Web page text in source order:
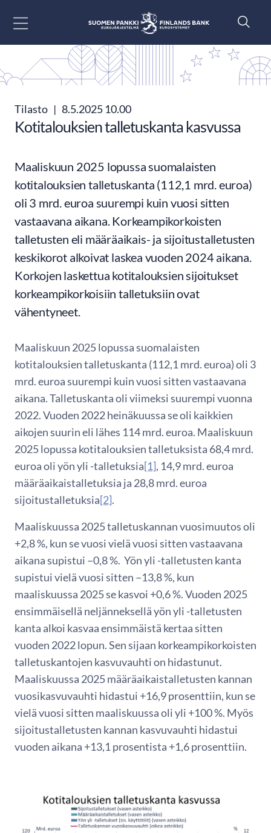
Tilasto | 8.5.2025 10.00
Kotitalouksien talletuskanta kasvussa
Maaliskuun 2025 lopussa suomalaisten
kotitalouksien talletuskanta (112,1 mrd. euroa)
oli 3 mrd. euroa suurempi kuin vuosi sitten
vastaavana aikana. Korkeampikorkoisten
talletusten eli määräaikais- ja sijoitustalletusten
keskikorot alkoivat laskea vuoden 2024 aikana.
Korkojen laskettua kotitalouksien sijoitukset
korkeampikorkoisiin talletuksiin ovat
vähentyneet.
Maaliskuun 2025 lopussa suomalaisten
kotitalouksien talletuskanta (112,1 mrd. euroa) oli 3
mrd. euroa suurempi kuin vuosi sitten vastaavana
aikana. Talletuskanta oli viimeksi suurempi vuonna
2022. Vuoden 2022 heinäkuussa se oli kaikkien
aikojen suurin eli lähes 114 mrd. euroa. Maaliskuun
2025 lopussa kotitalouksien talletuksista 68,4 mrd.
euroa oli yön yli -talletuksia[1], 14,9 mrd. euroa
määräaikaistalletuksia ja 28,8 mrd. euroa
sijoitustalletuksia[2].
Maaliskuussa 2025 talletuskannan vuosimuutos oli
+2,8 %, kun se vuosi vielä vuosi sitten vastaavana
aikana supistui −0,8 %. Yön yli -talletusten kanta
supistui vielä vuosi sitten −13,8 %, kun
maaliskuussa 2025 se kasvoi +0,6 %. Vuoden 2025
ensimmäisellä neljänneksellä yön yli -talletusten
kanta alkoi kasvaa ensimmäistä kertaa sitten
vuoden 2022 lopun. Sen sijaan korkeampikorkoisten
talletuskantojen kasvuvauhti on hidastunut.
Maaliskuussa 2025 määräaikaistalletusten kannan
vuosikasvuvauhti hidastui +16,9 prosenttiin, kun se
vielä vuosi sitten maaliskuussa oli yli +100 %. Myös
sijoitustalletusten kannan kasvuvauhti hidastui
vuoden aikana +13,1 prosentista +1,6 prosenttiin.